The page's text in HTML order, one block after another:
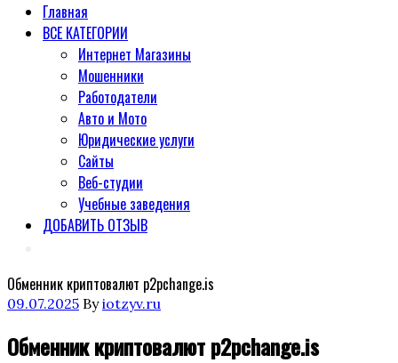
Главная
ВСЕ КАТЕГОРИИ
Интернет Магазины
Мошенники
Работодатели
Авто и Мото
Юридические услуги
Сайты
Веб-студии
Учебные заведения
ДОБАВИТЬ ОТЗЫВ
Обменник криптовалют p2pchange.is
Posted
09.07.2025 Byiotzyv.ru
Обменник криптовалют p2pchange.is